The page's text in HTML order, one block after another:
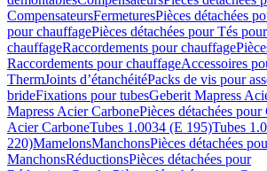
CompensateursFermeturesPièces détachées
pour chauffagePièces détachées pour Tés pour
chauffageRaccordements pour chauffage
Raccordements pour chauffageAccessoires
ThermJoints d’étanchéitéPacks de vis pour
brideFixations pour tubesGeberit Mapress
Mapress Acier CarbonePièces détachées
Acier CarboneTubes 1.0034 (E 195)Tubes
220)MamelonsManchonsPièces détachées
ManchonsRéductionsPièces détachées pour